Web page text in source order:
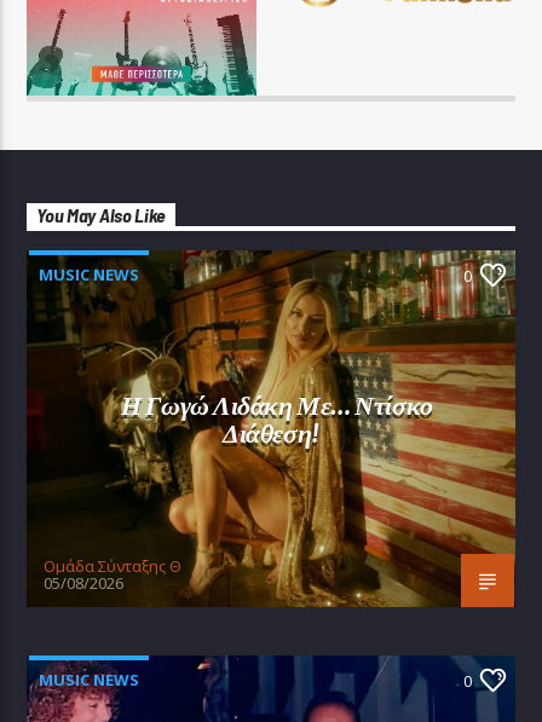
You May Also Like
MUSIC NEWS 0
Η Γωγώ Λιδάκη Με… Ντίσκο
Διάθεση!
Oμάδα Σύνταξης Θ
05/08/2026
MUSIC NEWS 0